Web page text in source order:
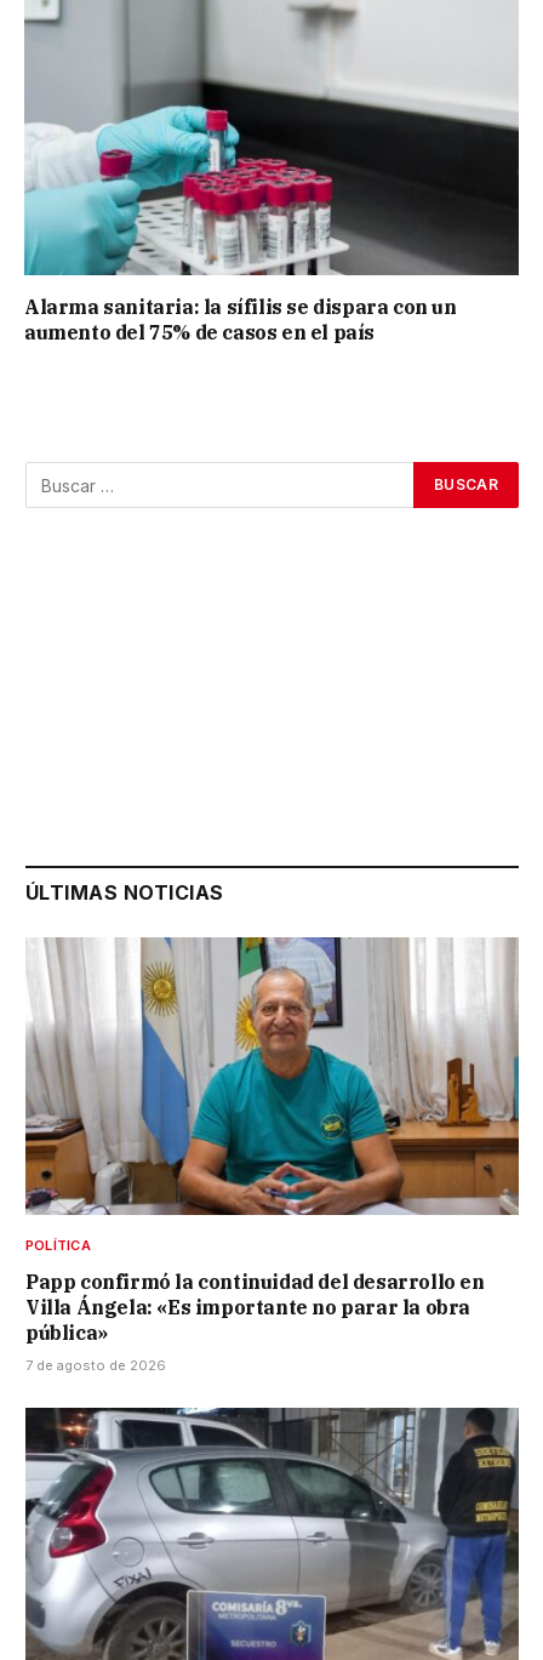
Alarma sanitaria: la sífilis se dispara con un
aumento del 75% de casos en el país
ÚLTIMAS NOTICIAS
POLÍTICA
Papp confirmó la continuidad del desarrollo en
Villa Ángela: «Es importante no parar la obra
pública»
7 de agosto de 2026